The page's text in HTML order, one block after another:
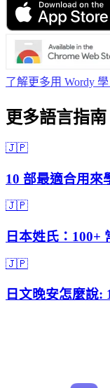
了解更多用 Wordy
更多語言指南
🇯🇵
10 部最適合用來
🇯🇵
日本姓氏：100+
🇯🇵
日文晚安怎麼說: